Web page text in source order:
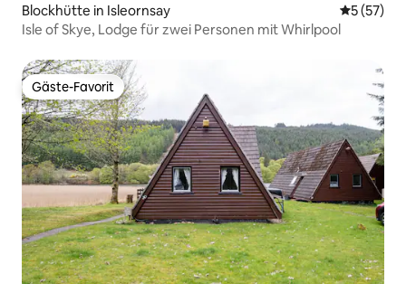
Blockhütte in Isleornsay
5 (57)
Isle of Skye, Lodge für zwei Personen mit Whirlpool
Gäste-Favorit
Gäste-Favorit